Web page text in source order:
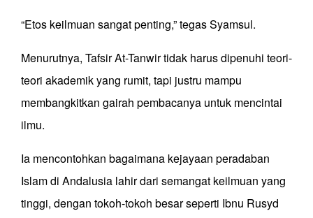
“Etos keilmuan sangat penting,” tegas Syamsul.
Menurutnya, Tafsir At-Tanwir tidak harus dipenuhi teori-
teori akademik yang rumit, tapi justru mampu
membangkitkan gairah pembacanya untuk mencintai
ilmu.
Ia mencontohkan bagaimana kejayaan peradaban
Islam di Andalusia lahir dari semangat keilmuan yang
tinggi, dengan tokoh-tokoh besar seperti Ibnu Rusyd